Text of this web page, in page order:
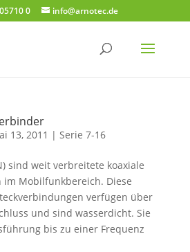
0 info@arnotec.de
13, 2011 | Serie 7-16
sind weit verbreitete koaxiale
im Mobilfunkbereich. Diese
verfügen über
und sind wasserdicht. Sie
bis zu einer Frequenz